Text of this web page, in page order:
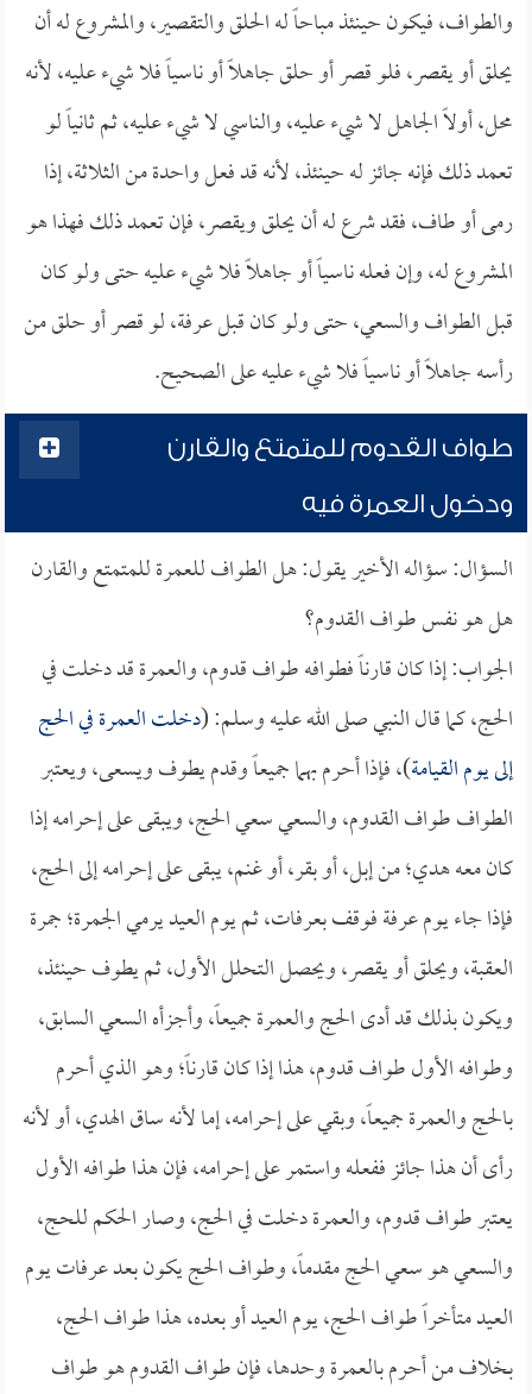
والطواف، فيكون حينئذ مباحاً له الحلق والتقصير، والمشروع له أن
يحلق أو يقصر، فلو قصر أو حلق جاهلاً أو ناسياً فلا شيء عليه، لأنه
محل، أولاً الجاهل لا شيء عليه، والناسي لا شيء عليه، ثم ثانياً لو
تعمد ذلك فإنه جائز له حينئذ، لأنه قد فعل واحدة من الثلاثة، إذا
رمى أو طاف، فقد شرع له أن يحلق ويقصر، فإن تعمد ذلك فهذا هو
المشروع له، وإن فعله ناسياً أو جاهلاً فلا شيء عليه حتى ولو كان
قبل الطواف والسعي، حتى ولو كان قبل عرفة، لو قصر أو حلق من
رأسه جاهلاً أو ناسياً فلا شيء عليه على الصحيح.
طواف القدوم للمتمتع والقارن
ودخول العمرة فيه
السؤال: سؤاله الأخير يقول: هل الطواف للعمرة للمتمتع والقارن
هل هو نفس طواف القدوم؟
الجواب: إذا كان قارناً فطوافه طواف قدوم، والعمرة قد دخلت في
الحج، كما قال النبي صلى الله عليه وسلم: (دخلت العمرة في الحج
إلى يوم القيامة)، فإذا أحرم بهما جميعاً وقدم يطوف ويسعى، ويعتبر
الطواف طواف القدوم، والسعي سعي الحج، ويبقى على إحرامه إذا
كان معه هدي؛ من إبل، أو بقر، أو غنم، يبقى على إحرامه إلى الحج،
فإذا جاء يوم عرفة فوقف بعرفات، ثم يوم العيد يرمي الجمرة؛ جمرة
العقبة، ويحلق أو يقصر، ويحصل التحلل الأول، ثم يطوف حينئذ،
ويكون بذلك قد أدى الحج والعمرة جميعاً، وأجزأه السعي السابق،
وطوافه الأول طواف قدوم، هذا إذا كان قارناً؛ وهو الذي أحرم
بالحج والعمرة جميعاً، وبقي على إحرامه، إما لأنه ساق الهدي، أو لأنه
رأى أن هذا جائز ففعله واستمر على إحرامه، فإن هذا طوافه الأول
يعتبر طواف قدوم، والعمرة دخلت في الحج، وصار الحكم للحج،
والسعي هو سعي الحج مقدماً، وطواف الحج يكون بعد عرفات يوم
العيد متأخراً طواف الحج، يوم العيد أو بعده، هذا طواف الحج،
بخلاف من أحرم بالعمرة وحدها، فإن طواف القدوم هو طواف